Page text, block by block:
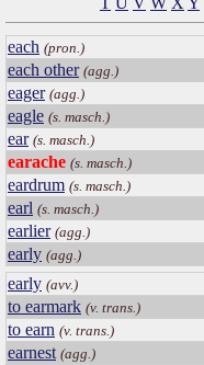
each (pron.)
each other (agg.)
eager (agg.)
eagle (s. masch.)
ear (s. masch.)
earache (s. masch.)
eardrum (s. masch.)
earl (s. masch.)
earlier (agg.)
early (agg.)
early (avv.)
to earmark (v. trans.)
to earn (v. trans.)
earnest (agg.)